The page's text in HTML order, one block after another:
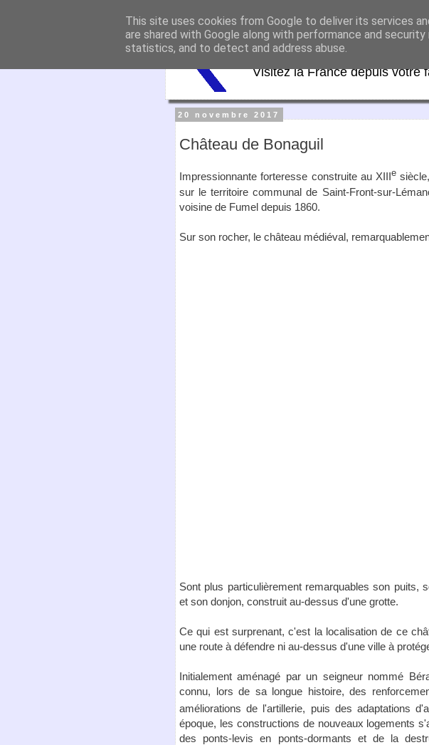
VirtuaFrance
Visitez la France depuis votre
20 novembre 2017
Château de Bonaguil
Impressionnante forteresse construite au XIIIe
sur le territoire communal de Saint-Front-sur-
voisine de Fumel depuis 1860.
Sur son rocher, le château médiéval,
Sont plus particulièrement remarquables son puits,
et son donjon, construit au-dessus d'une grotte.
Ce qui est surprenant, c'est la localisation de ce
une route à défendre ni au-dessus d'une ville à
Initialement aménagé par un seigneur nommé
connu, lors de sa longue histoire, des
améliorations de l'artillerie, puis des adaptations
époque, les constructions de nouveaux logements
des ponts-levis en ponts-dormants et de la
This site uses cookies from Google to deliver its services
are shared with Google along with performance and
statistics, and to detect and address abuse.